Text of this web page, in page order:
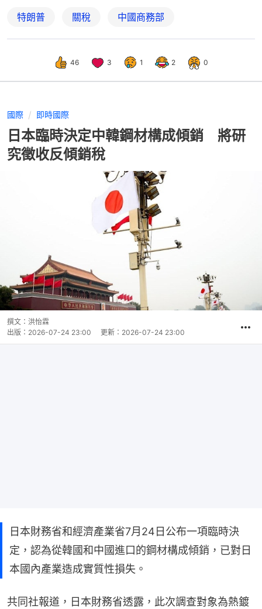
特朗普 關稅 中國商務部
46 3 1 2 0
國際 即時國際
日本臨時決定中韓鋼材構成傾銷 將研
究徵收反傾銷稅
撰文： 洪怡霖
出版： 2026-07-24 23:00 更新： 2026-07-24 23:00
日本財務省和經濟產業省7月24日公布一項臨時決
定，認為從韓國和中國進口的鋼材構成傾銷，已對日
本國內產業造成實質性損失。
共同社報道，日本財務省透露，此次調查對象為熱鍍